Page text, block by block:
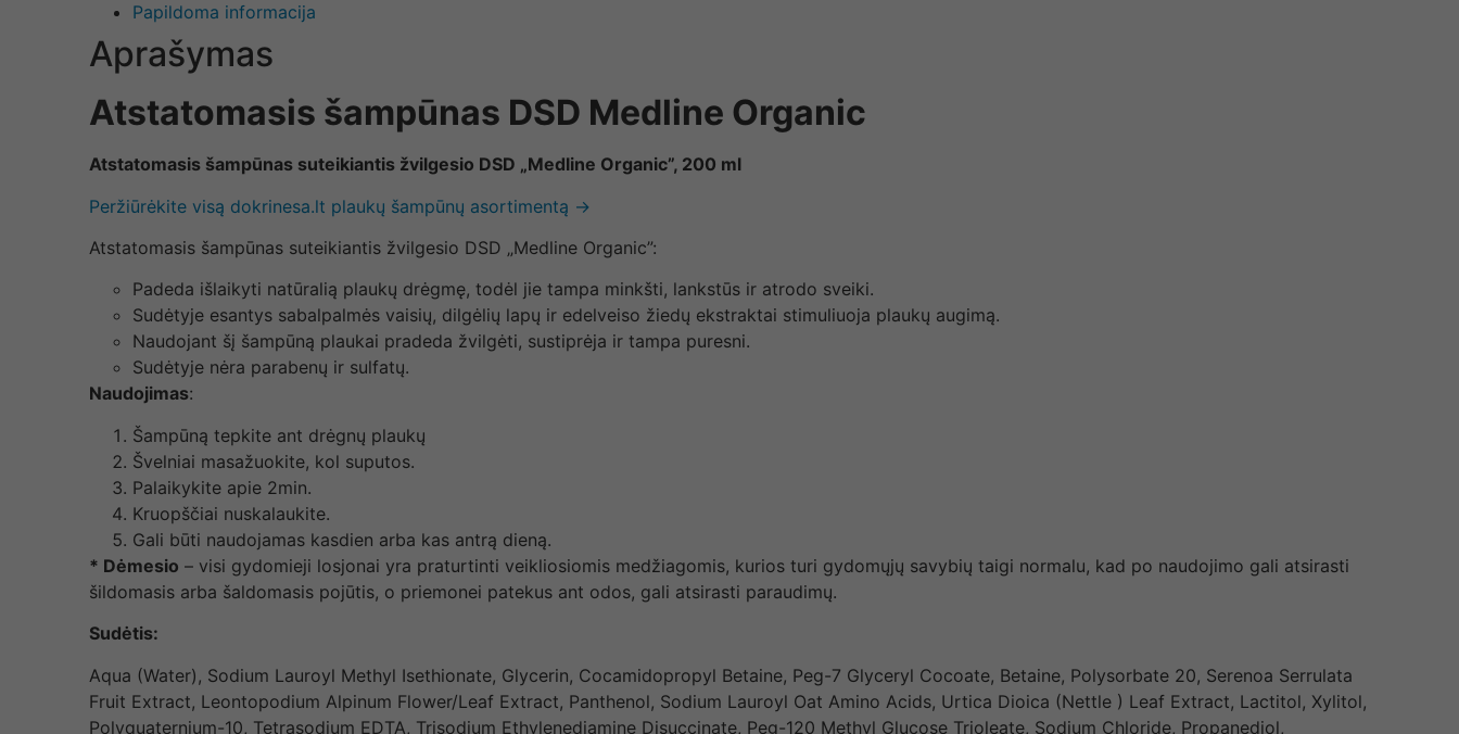
Papildoma informacija
Aprašymas
Atstatomasis šampūnas DSD Medline Organic
Atstatomasis šampūnas suteikiantis žvilgesio DSD „Medline Organic”, 200 ml
Peržiūrėkite visą dokrinesa.lt plaukų šampūnų asortimentą →
Atstatomasis šampūnas suteikiantis žvilgesio DSD „Medline Organic”:
Padeda išlaikyti natūralią plaukų drėgmę, todėl jie tampa minkšti, lankstūs ir atrodo sveiki.
Sudėtyje esantys sabalpalmės vaisių, dilgėlių lapų ir edelveiso žiedų ekstraktai stimuliuoja plaukų augimą.
Naudojant šį šampūną plaukai pradeda žvilgėti, sustiprėja ir tampa puresni.
Sudėtyje nėra parabenų ir sulfatų.
Naudojimas:
Šampūną tepkite ant drėgnų plaukų
Švelniai masažuokite, kol suputos.
Palaikykite apie 2min.
Kruopščiai nuskalaukite.
Gali būti naudojamas kasdien arba kas antrą dieną.
* Dėmesio – visi gydomieji losjonai yra praturtinti veikliosiomis medžiagomis, kurios turi gydomųjų savybių taigi normalu, kad po naudojimo gali atsirasti
šildomasis arba šaldomasis pojūtis, o priemonei patekus ant odos, gali atsirasti paraudimų.
Sudėtis:
Aqua (Water), Sodium Lauroyl Methyl Isethionate, Glycerin, Cocamidopropyl Betaine, Peg-7 Glyceryl Cocoate, Betaine, Polysorbate 20, Serenoa Serrulata
Fruit Extract, Leontopodium Alpinum Flower/Leaf Extract, Panthenol, Sodium Lauroyl Oat Amino Acids, Urtica Dioica (Nettle ) Leaf Extract, Lactitol, Xylitol,
Polyquaternium-10, Tetrasodium EDTA, Trisodium Ethylenediamine Disuccinate, Peg-120 Methyl Glucose Trioleate, Sodium Chloride, Propanediol,